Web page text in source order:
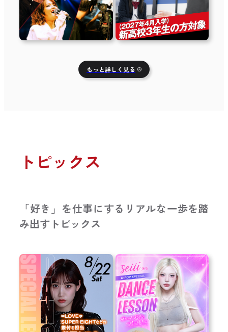
もっと詳しく見る
トピックス
「好き」を仕事にするリアルな一歩を踏
み出すトピックス